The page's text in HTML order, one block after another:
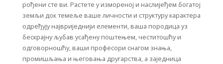
рођени сте ви. Растете у измореној и наслијеђем богатој
земљи док темеље ваше личности и структуру карактера
одређују највриједнији елементи, ваша породица уз
бескрајну љубав усађену поштењем, честитошћу и
одговорношћу, ваши професори снагом знања,
промишљања и његовања другарства, а заједница